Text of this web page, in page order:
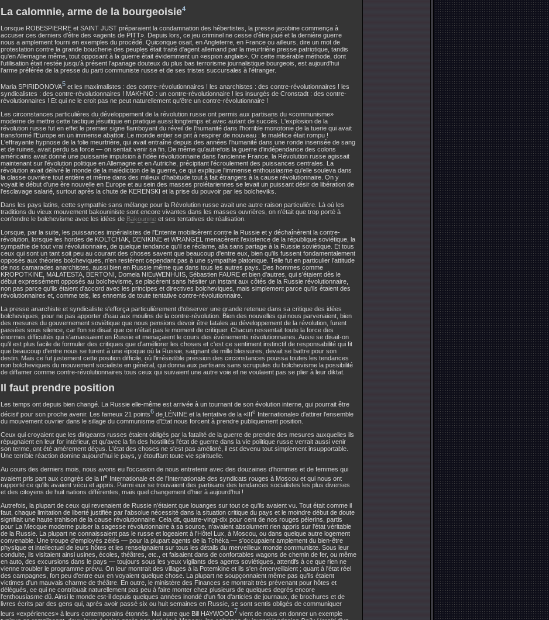
La calomnie, arme de la bourgeoisie4
Lorsque ROBESPIERRE et SAINT JUST préparaient la condamnation des hébertistes, la presse jacobine commença à
accuser ces derniers d'être des «agents de PITT». Depuis lors, ce jeu criminel ne cesse d'être joué et la dernière guerre
nous a amplement fourni en exemples du procédé. Quiconque osait, en Angleterre, en France ou ailleurs, dire un mot de
protestation contre la grande boucherie des peuples était traité d'agent allemand par la meurtrière presse patriotique, tandis
qu'en Allemagne même, tout opposant à la guerre était évidemment un «espion anglais». Or cette misérable méthode, dont
l'utilisation était restée jusqu'à présent l'apanage douteux du plus bas terrorisme journalistique bourgeois, est aujourd'hui
l'arme préférée de la presse du parti communiste russe et de ses tristes succursales à l'étranger.
Maria SPIRIDONOVA5 et les maximalistes : des contre-révolutionnaires ! les anarchistes : des contre-révolutionnaires ! les
syndicalistes : des contre-révolutionnaires ! MAKHNO : un contre-révolutionnaire ! les insurgés de Cronstadt : des contre-
révolutionnaires ! Et qui ne le croit pas ne peut naturellement qu'être un contre-révolutionnaire !
Les circonstances particulières du développement de la révolution russe ont permis aux partisans du «communisme»
moderne de mettre cette tactique jésuitique en pratique aussi longtemps et avec autant de succès. L'explosion de la
révolution russe fut en effet le premier signe flamboyant du réveil de l'humanité dans l'horrible monotonie de la tuerie qui avait
transformé l'Europe en un immense abattoir. Le monde entier se prit à respirer de nouveau : le maléfice était rompu !
L'effrayante hypnose de la folie meurtrière, qui avait entraîné depuis des années l'humanité dans une ronde insensée de sang
et de ruines, avait perdu sa force — on sentait venir sa fin. De même qu'autrefois la guerre d'indépendance des colons
américains avait donné une puissante impulsion à l'idée révolutionnaire dans l'ancienne France, la Révolution russe agissait
maintenant sur l'évolution politique en Allemagne et en Autriche, précipitant l'écroulement des puissances centrales. La
révolution avait délivré le monde de la malédiction de la guerre, ce qui explique l'immense enthousiasme qu'elle souleva dans
la classe ouvrière tout entière et même dans des milieux d'habitude tout à fait étrangers à la cause révolutionnaire. On y
voyait le début d'une ère nouvelle en Europe et au sein des masses prolétariennes se levait un puissant désir de libération de
l'esclavage salarié, surtout après la chute de KERENSKI et la prise du pouvoir par les bolcheviks.
Dans les pays latins, cette sympathie sans mélange pour la Révolution russe avait une autre raison particulière. Là où les
traditions du vieux mouvement bakouniniste sont encore vivantes dans les masses ouvrières, on n'était que trop porté à
confondre le bolchevisme avec les idées de Bakounine et ses tentatives de réalisation.
Lorsque, par la suite, les puissances impérialistes de l'Entente mobilisèrent contre la Russie et y déchaînèrent la contre-
révolution, lorsque les hordes de KOLTCHAK, DENIKINE et WRANGEL menacèrent l’existence de la république soviétique, la
sympathie de tout vrai révolutionnaire, de quelque tendance qu'il se réclame, alla sans partage à la Russie soviétique. Et tous
ceux qui sont un tant soit peu au courant des choses savent que beaucoup d'entre eux, bien qu'ils fussent fondamentalement
opposés aux théories bolcheviques, n'en restèrent cependant pas à une sympathie platonique. Telle fut en particulier l'attitude
de nos camarades anarchistes, aussi bien en Russie même que dans tous les autres pays. Des hommes comme
KROPOTKINE, MALATESTA, BERTONI, Domela NIEuWENHUIS, Sébastien FAURE et bien d'autres, qui s'étaient dès le
début expressément opposés au bolchevisme, se placèrent sans hésiter un instant aux côtés de la Russie révolutionnaire,
non pas parce qu'ils étaient d'accord avec les principes et directives bolcheviques, mais simplement parce qu'ils étaient des
révolutionnaires et, comme tels, les ennemis de toute tentative contre-révolutionnaire.
La presse anarchiste et syndicaliste s'efforça particulièrement d'observer une grande retenue dans sa critique des idées
bolcheviques, pour ne pas apporter d'eau aux moulins de la contre-révolution. Bien des nouvelles qui nous parvenaient, bien
des mesures du gouvernement soviétique que nous pensions devoir être fatales au développement de la révolution, furent
passées sous silence, car l'on se disait que ce n'était pas le moment de critiquer. Chacun ressentait toute la force des
énormes difficultés qui s'amassaient en Russie et menaçaient le cours des événements révolutionnaires. Aussi se disait-on
qu'il est plus facile de formuler des critiques que d'améliorer les choses et c'est ce sentiment instinctif de responsabilité qui fit
que beaucoup d'entre nous se turent à une époque où la Russie, saignant de mille blessures, devait se battre pour son
destin. Mais ce fut justement cette position difficile, où l'irrésistible pression des circonstances poussa toutes les tendances
non bolcheviques du mouvement socialiste en général, qui donna aux partisans sans scrupules du bolchevisme la possibilité
de diffamer comme contre-révolutionnaires tous ceux qui suivaient une autre voie et ne voulaient pas se plier à leur diktat.
Il faut prendre position
Les temps ont depuis bien changé. La Russie elle-même est arrivée à un tournant de son évolution interne, qui pourrait être
décisif pour son proche avenir. Les fameux 21 points6 de LÉNINE et la tentative de la «IIIe Internationale» d'attirer l'ensemble
du mouvement ouvrier dans le sillage du communisme d'État nous forcent à prendre publiquement position.
Ceux qui croyaient que les dirigeants russes étaient obligés par la fatalité de la guerre de prendre des mesures auxquelles ils
répugnaient en leur for intérieur, et qu'avec la fin des hostilités l'état de guerre dans la vie politique russe verrait aussi venir
son terme, ont été amèrement déçus. L'état des choses ne s'est pas amélioré, il est devenu tout simplement insupportable.
Une terrible réaction domine aujourd'hui le pays, y étouffant toute vie spirituelle.
Au cours des derniers mois, nous avons eu l'occasion de nous entretenir avec des douzaines d'hommes et de femmes qui
avaient pris part aux congrès de la IIe Internationale et de l'Internationale des syndicats rouges à Moscou et qui nous ont
rapporté ce qu'ils avaient vécu et appris. Parmi eux se trouvaient des partisans des tendances socialistes les plus diverses
et des citoyens de huit nations différentes, mais quel changement d'hier à aujourd'hui !
Autrefois, la plupart de ceux qui revenaient de Russie n'étaient que louanges sur tout ce qu'ils avaient vu. Tout était comme il
faut, chaque limitation de liberté justifiée par l'absolue nécessité dans la situation critique du pays et le moindre début de doute
signifiait une haute trahison de la cause révolutionnaire. Cela dit, quatre-vingt-dix pour cent de nos rouges pèlerins, partis
pour La Mecque moderne puiser la sagesse révolutionnaire à sa source, n'avaient absolument rien appris sur l'état véritable
de la Russie. La plupart ne connaissaient pas le russe et logeaient à l'Hôtel Lux, à Moscou, ou dans quelque autre logement
convenable. Une troupe d'employés zélés — pour la plupart agents de la Tchéka — s'occupaient amplement du bien-être
physique et intellectuel de leurs hôtes et les renseignaient sur tous les détails du merveilleux monde communiste. Sous leur
conduite, ils visitaient ainsi usines, écoles, théâtres, etc., et faisaient dans de confortables wagons de chemin de fer, ou même
en auto, des excursions dans le pays — toujours sous les yeux vigilants des agents soviétiques, attentifs à ce que rien ne
vienne troubler le programme prévu. On leur montrait des villages à la Potemkine et ils s'en émerveillaient ; quant à l'état réel
des campagnes, fort peu d'entre eux en voyaient quelque chose. La plupart ne soupçonnaient même pas qu'ils étaient
victimes d'un mauvais charme de théâtre. En outre, le ministère des Finances se montrait très prévenant pour hôtes et
délégués, ce qui ne contribuait naturellement pas peu à faire monter chez plusieurs de quelques degrés encore
l'enthousiasme dû. Ainsi le monde est-il depuis quelques années inondé d'un flot d'articles de journaux, de brochures et de
livres écrits par des gens qui, après avoir passé six ou huit semaines en Russie, se sont sentis obligés de communiquer
leurs «expériences» à leurs contemporains étonnés. Nul autre que Bill HAYWOOD7 vient de nous en donner un exemple